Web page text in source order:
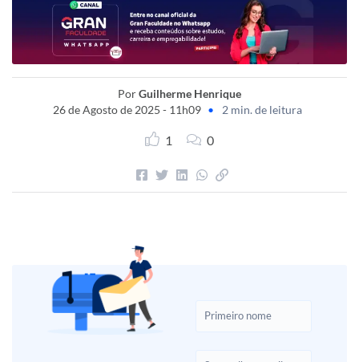
PorGuilherme Henrique
26 de Agosto de 2025 - 11h09 • 2 min. de leitura
1 0